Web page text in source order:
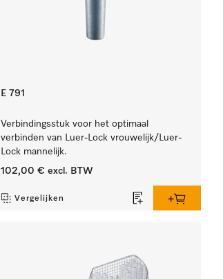
E 791
Verbindingsstuk voor het optimaal
verbinden van Luer-Lock vrouwelijk/Luer-
Lock mannelijk.
102,00 € excl. BTW
Vergelijken